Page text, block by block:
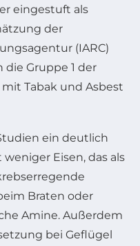
eingestuft als
der
(IARC)
Gruppe 1 der
Tabak und Asbest
ein deutlich
Eisen, das als
Braten oder
Amine. Außerdem
bei Geflügel